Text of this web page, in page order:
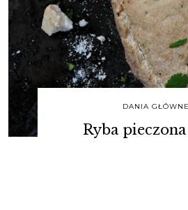
DANIA GŁÓWNE
Ryba